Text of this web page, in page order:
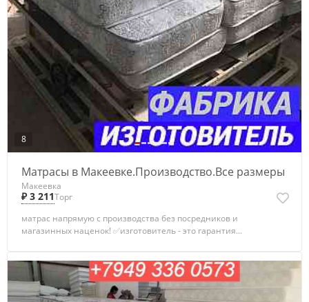
8
Матрасы в Макеевке.Производство.Все размеры
Макеевка
₽ 3 211Торг
матрас напрямую с производства без посредников и
магазинных наценок! ✅изготовитель - это гарантия...